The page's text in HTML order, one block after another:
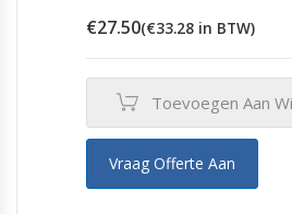
€27.50(€33.28 in BTW)
Toevoegen Aan
Vraag Offerte Aan